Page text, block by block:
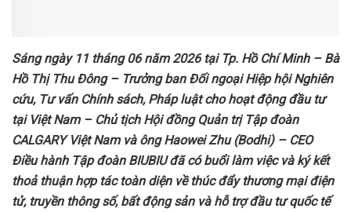
Sáng ngày 11 tháng 06 năm 2026 tại Tp. Hồ Chí Minh – Bà
Hồ Thị Thu Đông – Trưởng ban Đối ngoại Hiệp hội Nghiên
cứu, Tư vấn Chính sách, Pháp luật cho hoạt động đầu tư
tại Việt Nam – Chủ tịch Hội đồng Quản trị Tập đoàn
CALGARY Việt Nam và ông Haowei Zhu (Bodhi) – CEO
Điều hành Tập đoàn BIUBIU đã có buổi làm việc và ký kết
thoả thuận hợp tác toàn diện về thúc đẩy thương mại điện
tử, truyền thông số, bất động sản và hỗ trợ đầu tư quốc tế